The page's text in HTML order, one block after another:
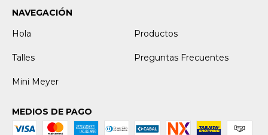
NAVEGACIÓN
Hola
Productos
Talles Preguntas Frecuentes
Mini Meyer
MEDIOS DE PAGO